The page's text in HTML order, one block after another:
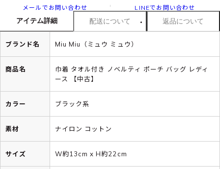
メールでお問い合わせ LINEでお問い合わせ
アイテム詳細 配送について 返品について
ブランド名 Miu Miu（ミュウ ミュウ）
商品名
巾着 タオル付き ノベルティ ポーチ バッグ レディ
ース 【中古】
カラー ブラック系
素材 ナイロン コットン
サイズ W約13cm x H約22cm